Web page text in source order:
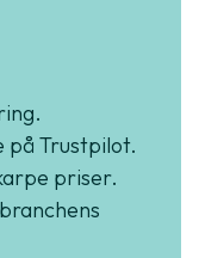
på Trustpilot.
priser.